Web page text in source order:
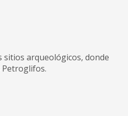
arqueológicos, donde